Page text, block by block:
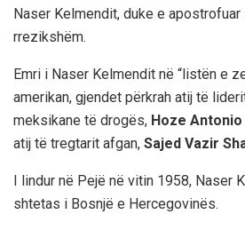
Naser Kelmendit, duke e apostrofuar
rrezikshëm.
Emri i Naser Kelmendit në “listën e
amerikan, gjendet përkrah atij të
meksikane të drogës, Hoze
atij të tregtarit afgan, Sajed Vazir
I lindur në Pejë në vitin 1958, Naser
shtetas i Bosnjë e Hercegovinës.